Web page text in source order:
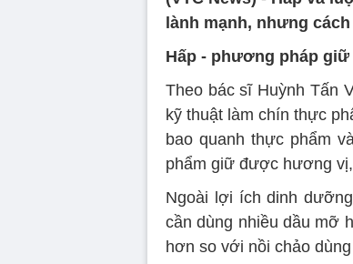
lành mạnh, nhưng
Hấp - phương pháp
Theo bác sĩ Huỳnh Tấn
kỹ thuật làm chín thực
bao quanh thực phẩm
phẩm giữ được hương
Ngoài lợi ích dinh
cần dùng nhiều dầu mỡ
hơn so với nồi chảo